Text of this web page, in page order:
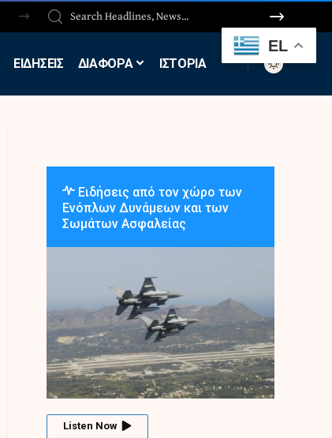
ΕΙΔΗΣΕΙΣ ΔΙΑΦΟΡΑ ΙΣΤΟΡΙΑ
Ειδήσεις από τον χώρο των
Ενόπλων Δυνάμεων και των
Σωμάτων Ασφαλείας
Listen Now
EL